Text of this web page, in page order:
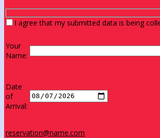
I agree that my submitted data is being
Your
Name:
Date
of
Arrival:
reservation@name.com